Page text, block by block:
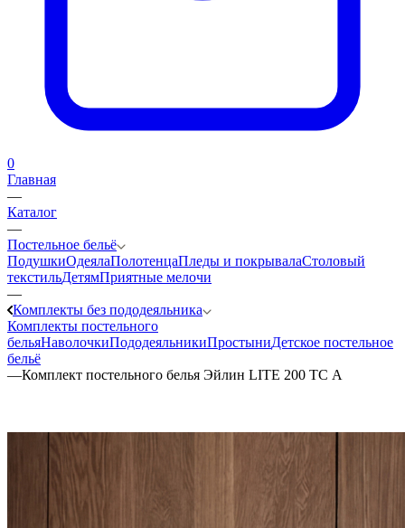
0
Главная
—
Каталог
—
Постельное бельё
ПодушкиОдеялаПолотенцаПледы и покрывалаСтоловый
текстильДетямПриятные мелочи
—
Комплекты без пододеяльника
Комплекты постельного
бельяНаволочкиПододеяльникиПростыниДетское постельное
бельё
—Комплект постельного белья Эйлин LITE 200 TC А